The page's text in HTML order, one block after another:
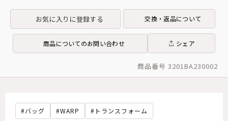
お気に入りに登録する 交換・返品について
商品についてのお問い合わせ シェア
商品番号 3201BA230002
バッグ WARP トランスフォーム